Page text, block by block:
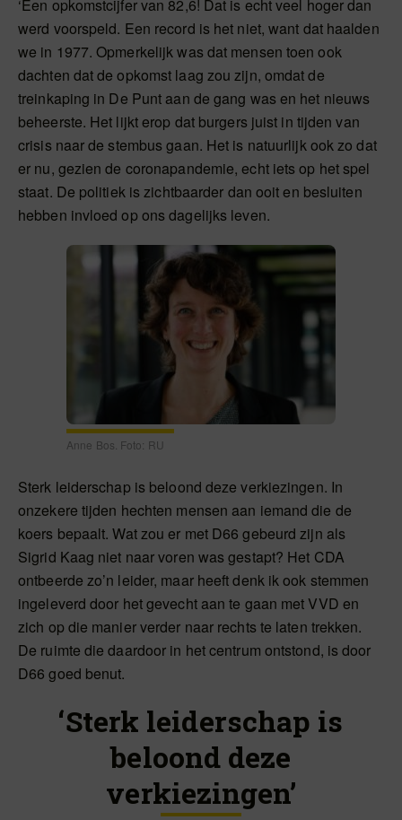
‘Een opkomstcijfer van 82,6! Dat is echt veel hoger dan
werd voorspeld. Een record is het niet, want dat haalden
we in 1977. Opmerkelijk was dat mensen toen ook
dachten dat de opkomst laag zou zijn, omdat de
treinkaping in De Punt aan de gang was en het nieuws
beheerste. Het lijkt erop dat burgers juist in tijden van
crisis naar de stembus gaan. Het is natuurlijk ook zo dat
er nu, gezien de coronapandemie, echt iets op het spel
staat. De politiek is zichtbaarder dan ooit en besluiten
hebben invloed op ons dagelijks leven.
Anne Bos. Foto: RU
Sterk leiderschap is beloond deze verkiezingen. In
onzekere tijden hechten mensen aan iemand die de
koers bepaalt. Wat zou er met D66 gebeurd zijn als
Sigrid Kaag niet naar voren was gestapt? Het CDA
ontbeerde zo’n leider, maar heeft denk ik ook stemmen
ingeleverd door het gevecht aan te gaan met VVD en
zich op die manier verder naar rechts te laten trekken.
De ruimte die daardoor in het centrum ontstond, is door
D66 goed benut.
‘Sterk leiderschap is
beloond deze
verkiezingen’